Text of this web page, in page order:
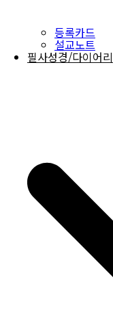
등록카드
설교노트
필사성경/다이어리